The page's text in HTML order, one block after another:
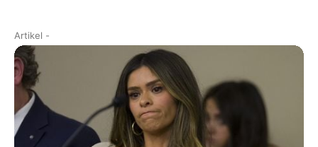
Artikel -